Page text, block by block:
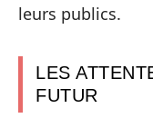
leurs publics.
LES
FUTUR